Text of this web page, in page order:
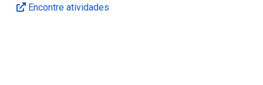
Encontre atividades